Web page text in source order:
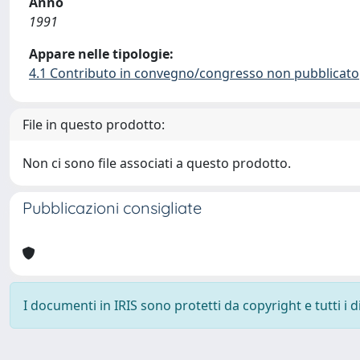
1991
Appare nelle tipologie:
4.1 Contributo in convegno/congresso non pubblicato
File in questo prodotto:
Non ci sono file associati a questo prodotto.
Pubblicazioni consigliate
I documenti in IRIS sono protetti da copyright e tutti i